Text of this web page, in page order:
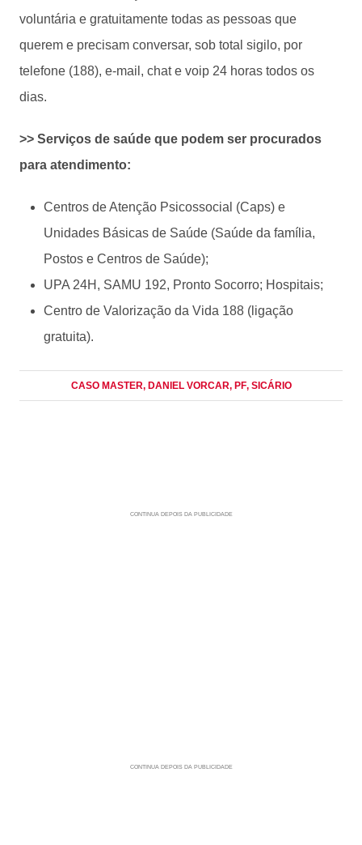
voluntária e gratuitamente todas as pessoas que
querem e precisam conversar, sob total sigilo, por
telefone (188), e-mail, chat e voip 24 horas todos os
dias.
>> Serviços de saúde que podem ser procurados
para atendimento:
Centros de Atenção Psicossocial (Caps) e
Unidades Básicas de Saúde (Saúde da família,
Postos e Centros de Saúde);
UPA 24H, SAMU 192, Pronto Socorro; Hospitais;
Centro de Valorização da Vida 188 (ligação
gratuita).
CASO MASTER, DANIEL VORCAR, PF, SICÁRIO